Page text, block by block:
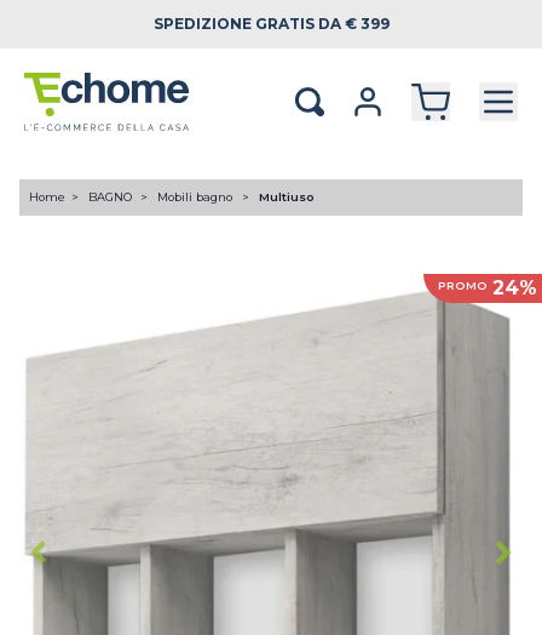
SPEDIZIONE GRATIS DA € 399
Home BAGNO Mobili bagno Multiuso
PROMO 24%